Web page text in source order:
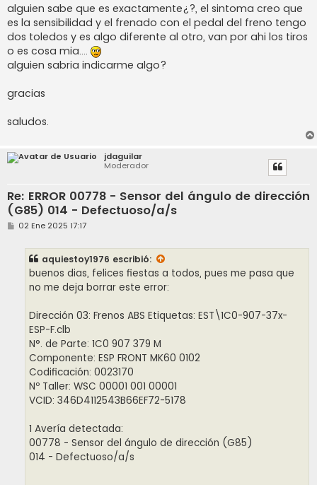
alguien sabe que es exactamente¿?, el sintoma creo que
es la sensibilidad y el frenado con el pedal del freno tengo
dos toledos y es algo diferente al otro, van por ahi los tiros
o es cosa mia....
alguien sabria indicarme algo?
gracias
saludos.
jdaguilar
Moderador
Re: ERROR 00778 - Sensor del ángulo de dirección
(G85) 014 - Defectuoso/a/s
M
02 Ene 2025 17:17
aquiestoy1976 escribió:
buenos dias, felices fiestas a todos, pues me pasa que
no me deja borrar este error:
Dirección 03: Frenos ABS Etiquetas: EST\1C0-907-37x-
ESP-F.clb
N°. de Parte: 1C0 907 379 M
Componente: ESP FRONT MK60 0102
Codificación: 0023170
Nº Taller: WSC 00001 001 00001
VCID: 346D4112543B66EF72-5178
1 Avería detectada:
00778 - Sensor del ángulo de dirección (G85)
014 - Defectuoso/a/s